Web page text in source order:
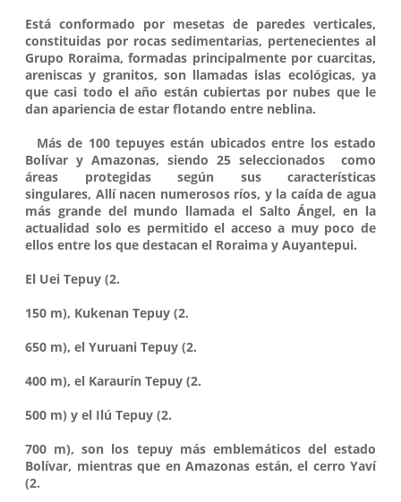
Está conformado por mesetas de paredes verticales,
constituidas por rocas sedimentarias, pertenecientes al
Grupo Roraima, formadas principalmente por cuarcitas,
areniscas y granitos, son llamadas islas ecológicas, ya
que casi todo el año están cubiertas por nubes que le
dan apariencia de estar flotando entre neblina.
Más de 100 tepuyes están ubicados entre los estado
Bolívar y Amazonas, siendo 25 seleccionados como
áreas protegidas según sus características
singulares, Allí nacen numerosos ríos, y la caída de agua
más grande del mundo llamada el Salto Ángel, en la
actualidad solo es permitido el acceso a muy poco de
ellos entre los que destacan el Roraima y Auyantepui.
El Uei Tepuy (2.
150 m), Kukenan Tepuy (2.
650 m), el Yuruani Tepuy (2.
400 m), el Karaurín Tepuy (2.
500 m) y el Ilú Tepuy (2.
700 m), son los tepuy más emblemáticos del estado
Bolívar, mientras que en Amazonas están, el cerro Yaví
(2.